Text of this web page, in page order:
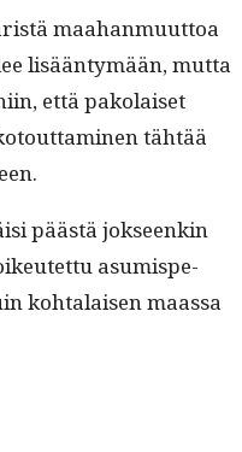
maa­han­muut­toa
lisään­tymään, mut­ta
että pako­laiset
tähtää
päästä jok­seenkin
asum­is­pe­
kohta­laisen maas­sa